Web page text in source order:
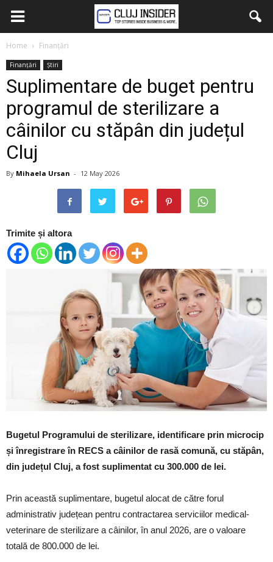
Home Finanțări
Finanțări Știri
Suplimentare de buget pentru
programul de sterilizare a
câinilor cu stăpân din județul
Cluj
By Mihaela Ursan - 12 May 2026
Trimite și altora
Bugetul Programului de sterilizare, identificare prin microcip
și înregistrare în RECS a câinilor de rasă comună, cu stăpân,
din județul Cluj, a fost suplimentat cu 300.000 de lei.
Prin această suplimentare, bugetul alocat de către forul
administrativ județean pentru contractarea serviciilor medical-
veterinare de sterilizare a câinilor, în anul 2026, are o valoare
totală de 800.000 de lei.